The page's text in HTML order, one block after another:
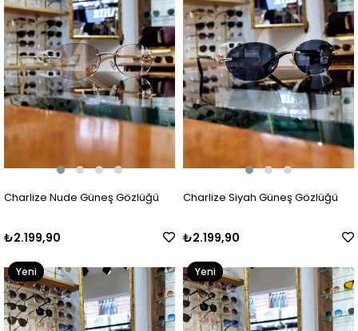
Charlize Nude Güneş Gözlüğü
₺2.199,90
Charlize Siyah Güneş Gözlüğü
₺2.199,90
Yeni
Ürün
Yeni
Ürün